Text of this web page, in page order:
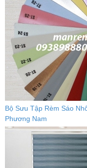
Bộ Sưu Tập Rèm Sáo
Phương Nam